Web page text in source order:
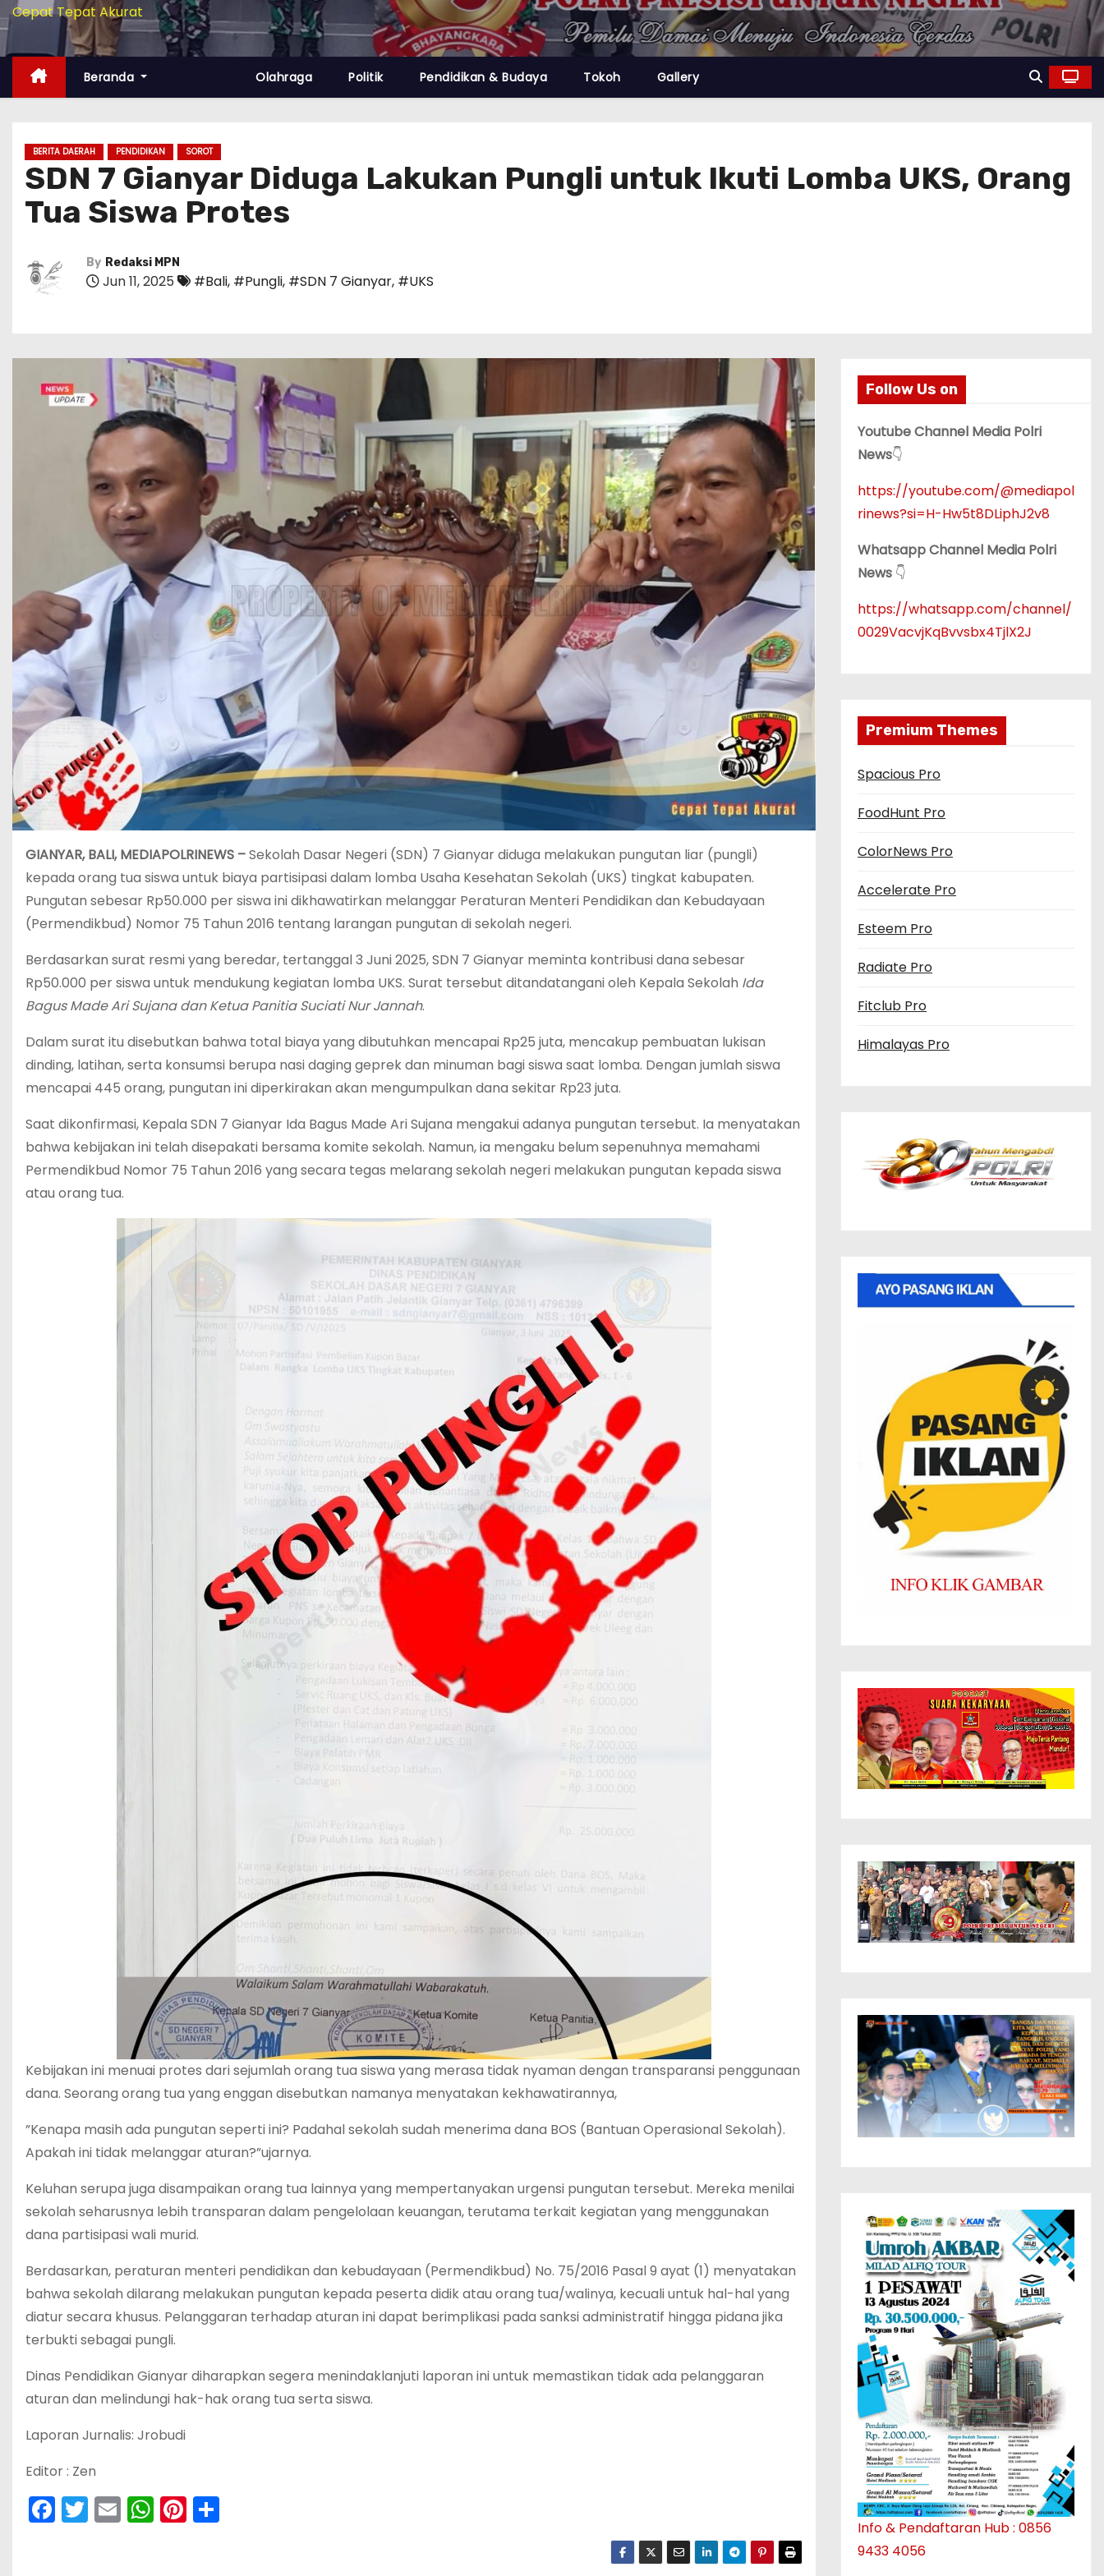
Cepat Tepat Akurat
Beranda Olahraga Politik Pendidikan & Budaya Tokoh Gallery
BERITA DAERAH PENDIDIKAN SOROT
SDN 7 Gianyar Diduga Lakukan Pungli untuk Ikuti Lomba UKS, Orang
Tua Siswa Protes
By Redaksi MPN
Jun 11, 2025 #Bali, #Pungli, #SDN 7 Gianyar, #UKS
GIANYAR, BALI, MEDIAPOLRINEWS –Sekolah Dasar Negeri (SDN) 7 Gianyar diduga melakukan pungutan liar (pungli)
kepada orang tua siswa untuk biaya partisipasi dalam lomba Usaha Kesehatan Sekolah (UKS) tingkat kabupaten.
Pungutan sebesar Rp50.000 per siswa ini dikhawatirkan melanggar Peraturan Menteri Pendidikan dan Kebudayaan
(Permendikbud) Nomor 75 Tahun 2016 tentang larangan pungutan di sekolah negeri.
‎Berdasarkan surat resmi yang beredar, tertanggal 3 Juni 2025, SDN 7 Gianyar meminta kontribusi dana sebesar
Rp50.000 per siswa untuk mendukung kegiatan lomba UKS. Surat tersebut ditandatangani oleh Kepala Sekolah Ida
Bagus Made Ari Sujana dan Ketua Panitia Suciati Nur Jannah.
‎Dalam surat itu disebutkan bahwa total biaya yang dibutuhkan mencapai Rp25 juta, mencakup pembuatan lukisan
dinding, latihan, serta konsumsi berupa nasi daging geprek dan minuman bagi siswa saat lomba. Dengan jumlah siswa
mencapai 445 orang, pungutan ini diperkirakan akan mengumpulkan dana sekitar Rp23 juta.
‎Saat dikonfirmasi, Kepala SDN 7 Gianyar Ida Bagus Made Ari Sujana mengakui adanya pungutan tersebut. Ia menyatakan
bahwa kebijakan ini telah disepakati bersama komite sekolah. Namun, ia mengaku belum sepenuhnya memahami
Permendikbud Nomor 75 Tahun 2016 yang secara tegas melarang sekolah negeri melakukan pungutan kepada siswa
atau orang tua.
‎Kebijakan ini menuai protes dari sejumlah orang tua siswa yang merasa tidak nyaman dengan transparansi penggunaan
dana. Seorang orang tua yang enggan disebutkan namanya menyatakan kekhawatirannya,
‎”Kenapa masih ada pungutan seperti ini? Padahal sekolah sudah menerima dana BOS (Bantuan Operasional Sekolah).
Apakah ini tidak melanggar aturan?”ujarnya.
‎Keluhan serupa juga disampaikan orang tua lainnya yang mempertanyakan urgensi pungutan tersebut. Mereka menilai
sekolah seharusnya lebih transparan dalam pengelolaan keuangan, terutama terkait kegiatan yang menggunakan
dana partisipasi wali murid.
‎Berdasarkan, peraturan menteri pendidikan dan kebudayaan (Permendikbud) No. 75/2016 Pasal 9 ayat (1) menyatakan
bahwa sekolah dilarang melakukan pungutan kepada peserta didik atau orang tua/walinya, kecuali untuk hal-hal yang
diatur secara khusus. Pelanggaran terhadap aturan ini dapat berimplikasi pada sanksi administratif hingga pidana jika
terbukti sebagai pungli.
‎Dinas Pendidikan Gianyar diharapkan segera menindaklanjuti laporan ini untuk memastikan tidak ada pelanggaran
aturan dan melindungi hak-hak orang tua serta siswa.
‎Laporan Jurnalis: Jrobudi
‎Editor : Zen
F
a
T
w
E
m
W
h
Pi
nt
Follow Us on
Youtube Channel Media Polri
News👇
https://youtube.com/@mediapol
rinews?si=H-Hw5t8DLiphJ2v8
Whatsapp Channel Media Polri
News 👇
https://whatsapp.com/channel/
0029VacvjKqBvvsbx4TjlX2J
Premium Themes
Spacious Pro
FoodHunt Pro
ColorNews Pro
Accelerate Pro
Esteem Pro
Radiate Pro
Fitclub Pro
Himalayas Pro
Info & Pendaftaran Hub : 0856
9433 4056